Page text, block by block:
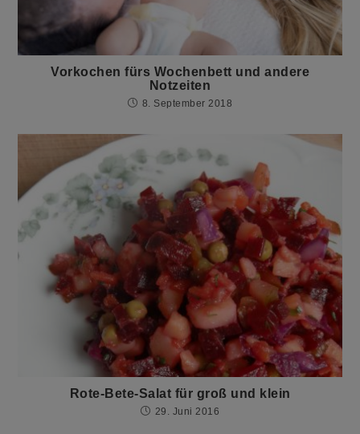
Vorkochen fürs Wochenbett und andere
Notzeiten
8. September 2018
Rote-Bete-Salat für groß und klein
29. Juni 2016